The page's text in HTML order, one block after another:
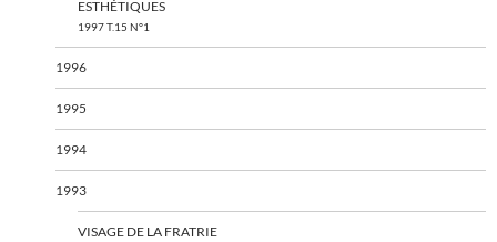
ESTHÉTIQUES
1997 T.15 N°1
1996
1995
1994
1993
VISAGE DE LA FRATRIE